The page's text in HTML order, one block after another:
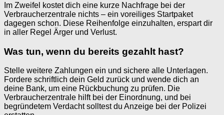
Im Zweifel kostet dich eine kurze Nachfrage bei der
Verbraucherzentrale nichts – ein voreiliges Startpaket
dagegen schon. Diese Reihenfolge einzuhalten, erspart dir
in aller Regel Ärger und Verlust.
Was tun, wenn du bereits gezahlt hast?
Stelle weitere Zahlungen ein und sichere alle Unterlagen.
Fordere schriftlich dein Geld zurück und wende dich an
deine Bank, um eine Rückbuchung zu prüfen. Die
Verbraucherzentrale hilft bei der Einordnung, und bei
begründetem Verdacht solltest du Anzeige bei der Polizei